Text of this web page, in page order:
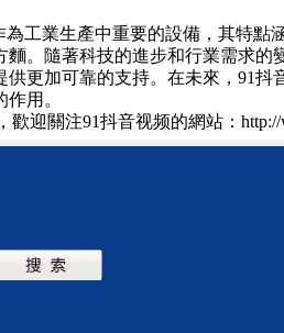
工業生產中重要的設備，其特點
。隨著科技的進步和行業需求的
更加可靠的支持。在未來，91抖
用。
歡迎關注91抖音视频的網站：http://